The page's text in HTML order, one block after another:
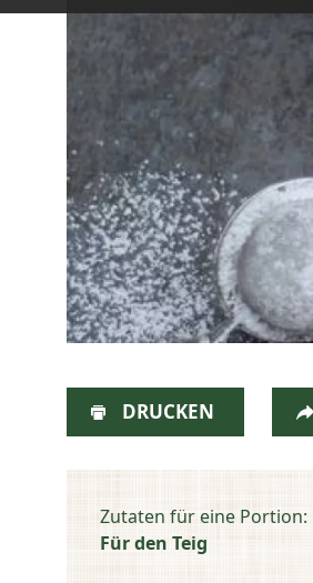
DRUCKEN
Zutaten für eine Portion:
Für den Teig